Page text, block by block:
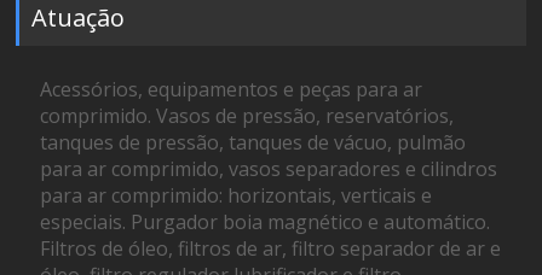
Atuação
Acessórios, equipamentos e peças para ar
comprimido. Vasos de pressão, reservatórios,
tanques de pressão, tanques de vácuo, pulmão
para ar comprimido, vasos separadores e cilindros
para ar comprimido: horizontais, verticais e
especiais. Purgador boia magnético e automático.
Filtros de óleo, filtros de ar, filtro separador de ar e